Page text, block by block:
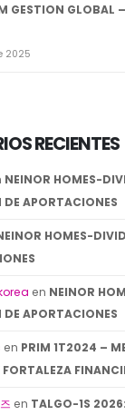
GESTION GLOBAL
2025
RECIENTES
NEINOR HOMES-
APORTACIONES
HOMES-
en NEINOR
APORTACIONES
en PRIM 1T2024 –
en TALGO-1S